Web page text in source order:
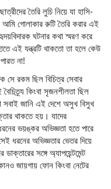
তৈরি লুচি নিয়ে যা হাসি-
গোলাকার রুটি তৈরি করার এই
ঘটনার কথা স্মরণ করে
এই যন্ত্রটি থাকতো তা হলে কেউ
না!
সে রকম ছিল বিচিত্র সেবার
কিংবা সৃজনশীলতা ছিল
জানি এই দেশে অসুখ বিসুখ
থাকতে হয়। যাদের
ভয়ঙ্কর অভিজ্ঞতা হতে পারে
ধরনের অভিজ্ঞতার ভেতর দিয়ে
সঙ্গে অ্যাপয়েন্টমেন্ট
জায়গায় ফোন কিংবা নেটের